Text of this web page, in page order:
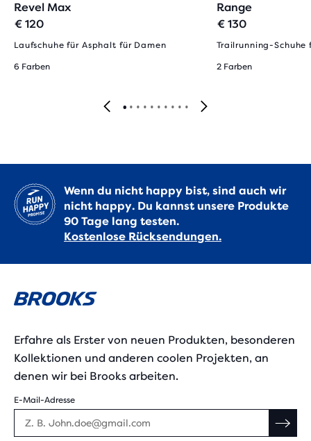
Revel Max
€ 120
Laufschuhe für Asphalt für Damen
6 Farben
Range
€ 130
Trailrunning-Schuhe
2 Farben
Wenn du nicht happy bist, sind auch wir
nicht happy. Du kannst unsere Produkte
90 Tage lang testen.
Kostenlose Rücksendungen.
Erfahre als Erster von neuen Produkten, besonderen
Kollektionen und anderen coolen Projekten, an
denen wir bei Brooks arbeiten.
E-Mail-Adresse